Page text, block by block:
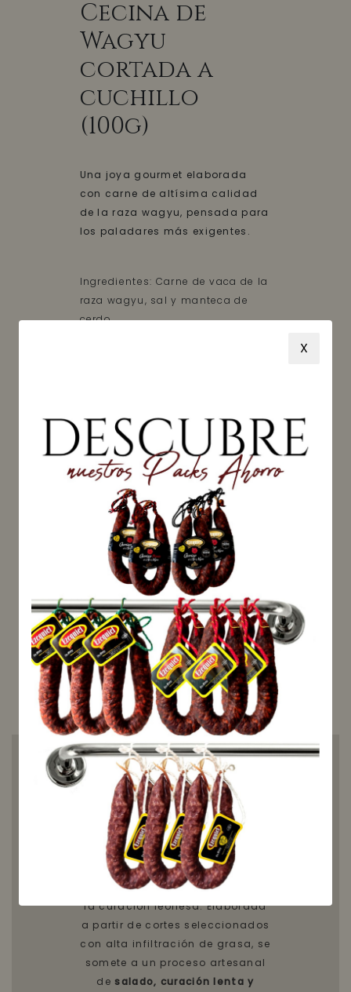
Cecina de
Wagyu
cortada a
cuchillo
(100g)
Una joya gourmet elaborada
con carne de altísima calidad
de la raza wagyu, pensada para
los paladares más exigentes.
Ingredientes: Carne de vaca de la
raza wagyu, sal y manteca de
cerdo.
medio por 100 g de producto)
Peso neto: 100 g
Precio: 200,00 €/kg
DISPONIBLE
Recíbelo entre elmartes, 11
agostoy ellunes, 17 agosto
Cecina de Wagyu cortada a
cuchillo (100g)es una auténtica
joya gastronómica que combina
la excelencia de la carne Wagyu
con la tradición centenaria de
la curación leonesa. Elaborada
a partir de cortes seleccionados
con alta infiltración de grasa, se
somete a un proceso artesanal
de salado, curación lenta y
X